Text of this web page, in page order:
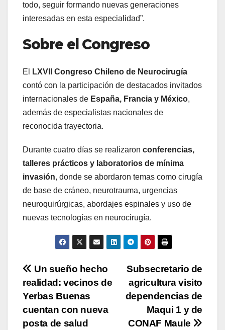
todo, seguir formando nuevas generaciones
interesadas en esta especialidad”.
Sobre el Congreso
El
LXVII Congreso Chileno de Neurocirugía
contó con la participación de destacados invitados
internacionales de España, Francia y México,
además de especialistas nacionales de
reconocida trayectoria.
Durante cuatro días se realizaron conferencias,
talleres prácticos y laboratorios de mínima
invasión, donde se abordaron temas como cirugía
de base de cráneo, neurotrauma, urgencias
neuroquirúrgicas, abordajes espinales y uso de
nuevas tecnologías en neurocirugía.
Navegación
de
entradas
Subsecretario de
agricultura visito
dependencias de
Maqui 1 y de
CONAF Maule
Un sueño hecho
realidad: vecinos de
Yerbas Buenas
cuentan con nueva
posta de salud